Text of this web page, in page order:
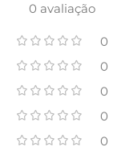
0 avaliação
0
0
0
0
0